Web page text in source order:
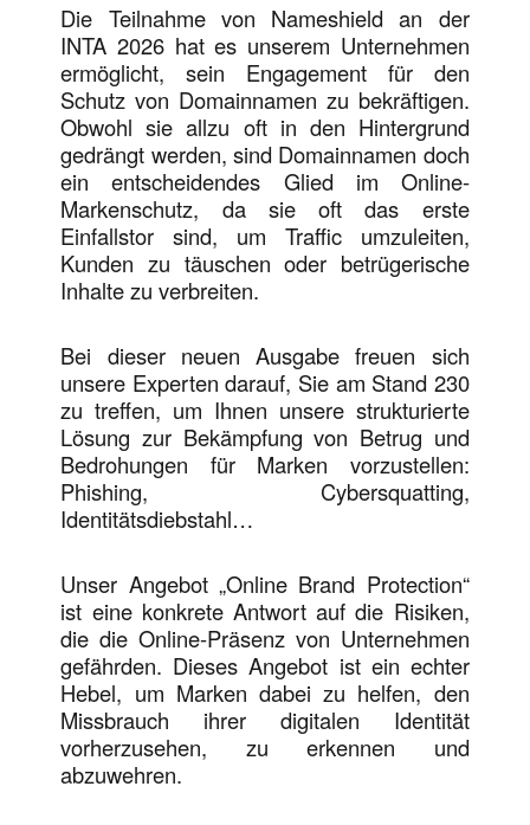
Die Teilnahme von Nameshield an der
INTA 2026 hat es unserem Unternehmen
ermöglicht, sein Engagement für den
Schutz von Domainnamen zu bekräftigen.
Obwohl sie allzu oft in den Hintergrund
gedrängt werden, sind Domainnamen doch
ein entscheidendes Glied im Online-
Markenschutz, da sie oft das erste
Einfallstor sind, um Traffic umzuleiten,
Kunden zu täuschen oder betrügerische
Inhalte zu verbreiten.
Bei dieser neuen Ausgabe freuen sich
unsere Experten darauf, Sie am Stand 230
zu treffen, um Ihnen unsere strukturierte
Lösung zur Bekämpfung von Betrug und
Bedrohungen für Marken vorzustellen:
Phishing, Cybersquatting,
Identitätsdiebstahl…
Unser Angebot „Online Brand Protection“
ist eine konkrete Antwort auf die Risiken,
die die Online-Präsenz von Unternehmen
gefährden. Dieses Angebot ist ein echter
Hebel, um Marken dabei zu helfen, den
Missbrauch ihrer digitalen Identität
vorherzusehen, zu erkennen und
abzuwehren.